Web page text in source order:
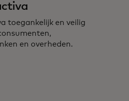
toegankelijk en veilig
en overheden.